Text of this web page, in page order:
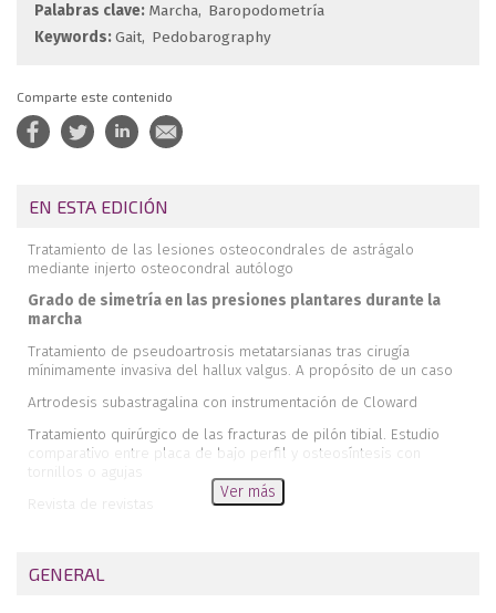
Palabras clave: Marcha Baropodometría
Keywords:Gait Pedobarography
Comparte este contenido
EN ESTA EDICIÓN
Tratamiento de las lesiones osteocondrales de astrágalo
mediante injerto osteocondral autólogo
Grado de simetría en las presiones plantares durante la
marcha
Tratamiento de pseudoartrosis metatarsianas tras cirugía
mínimamente invasiva del hallux valgus. A propósito de un caso
Artrodesis subastragalina con instrumentación de Cloward
Tratamiento quirúrgico de las fracturas de pilón tibial. Estudio
comparativo entre placa de bajo perfil y osteosíntesis con
tornillos o agujas
Revista de revistas
Necrológica del Dr. Jesús Martínez Villa
Ver más
GENERAL